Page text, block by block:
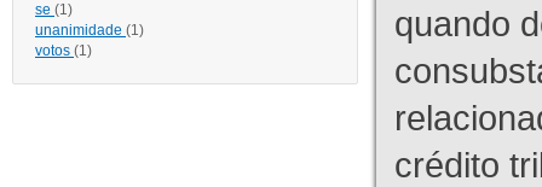
se (1)
unanimidade (1)
votos (1)
quando
crédito